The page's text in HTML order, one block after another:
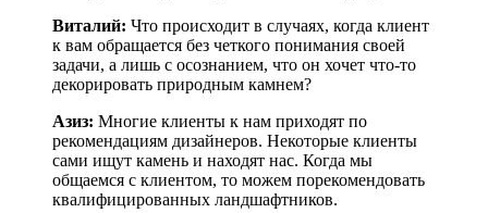
Виталий: Что происходит в случаях, когда клиент
к вам обращается без четкого понимания своей
задачи, а лишь с осознанием, что он хочет что-то
декорировать природным камнем?
Азиз: Многие клиенты к нам приходят по
рекомендациям дизайнеров. Некоторые клиенты
сами ищут камень и находят нас. Когда мы
общаемся с клиентом, то можем порекомендовать
квалифицированных ландшафтников.